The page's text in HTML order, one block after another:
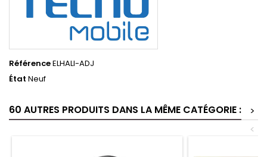
RéférenceELHALI-ADJ
État Neuf
60 AUTRES PRODUITS DANS LA MÊME CATÉGORIE :
>
<